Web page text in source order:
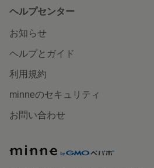
ヘルプセンター
お知らせ
ヘルプとガイド
利用規約
minneのセキュリティ
お問い合わせ